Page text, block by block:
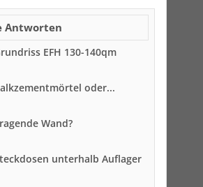
Antworten
EFH 130-140qm
oder...
Wand?
unterhalb Auflager